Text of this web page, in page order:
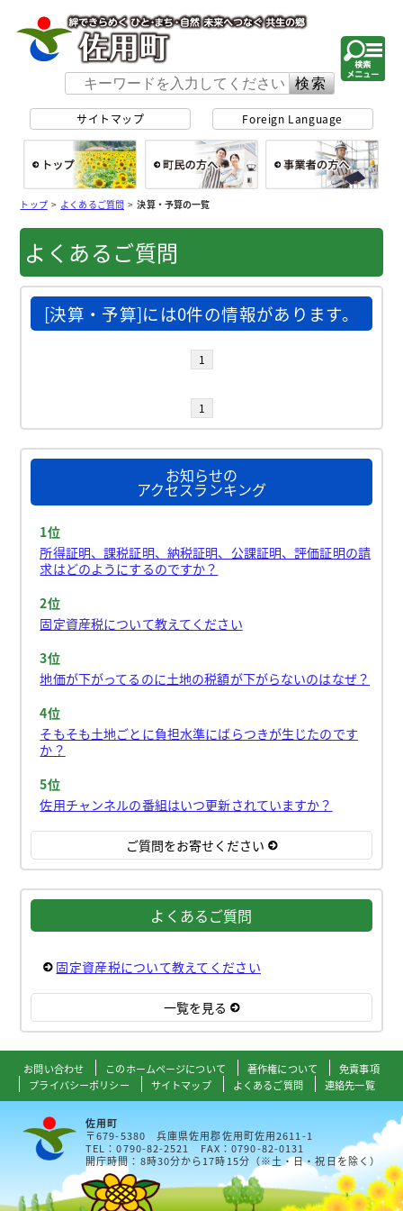
サイトマップ Foreign Language
総合トップ
トップ> よくあるご質問>決算・予算の一覧
よくあるご質問
[決算・予算]には0件の情報があります。
1
1
お知らせの
アクセスランキング
1位
所得証明、課税証明、納税証明、公課証明、評価証明の請
求はどのようにするのですか？
2位
固定資産税について教えてください
3位
地価が下がってるのに土地の税額が下がらないのはなぜ？
4位
そもそも土地ごとに負担水準にばらつきが生じたのです
か？
5位
佐用チャンネルの番組はいつ更新されていますか？
ご質問をお寄せください
よくあるご質問
固定資産税について教えてください
一覧を見る
お問い合わせ このホームページについて 著作権について
免責事項
プライバシーポリシー
サイトマップ よくあるご質問 連絡先一覧
佐用町
〒679-5380 兵庫県佐用郡佐用町佐用2611-1
TEL：0790-82-2521 FAX：0790-82-0131
開庁時間：8時30分から17時15分（※土・日・祝日を除く）